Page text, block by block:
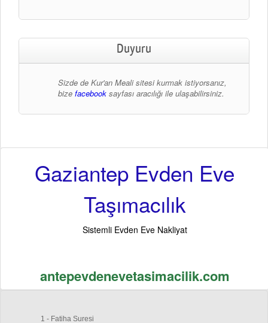
Duyuru
Sizde de Kur'an Meali sitesi kurmak istiyorsanız,
bize facebook sayfası aracılığı ile ulaşabilirsiniz.
Gaziantep Evden Eve
Taşımacılık
Sistemli Evden Eve Nakliyat
antepevdenevetasimacilik.com
1 - Fatiha Suresi